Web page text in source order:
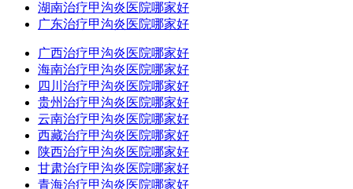
湖南治疗甲沟炎医院哪家好
广东治疗甲沟炎医院哪家好
广西治疗甲沟炎医院哪家好
海南治疗甲沟炎医院哪家好
四川治疗甲沟炎医院哪家好
贵州治疗甲沟炎医院哪家好
云南治疗甲沟炎医院哪家好
西藏治疗甲沟炎医院哪家好
陕西治疗甲沟炎医院哪家好
甘肃治疗甲沟炎医院哪家好
青海治疗甲沟炎医院哪家好